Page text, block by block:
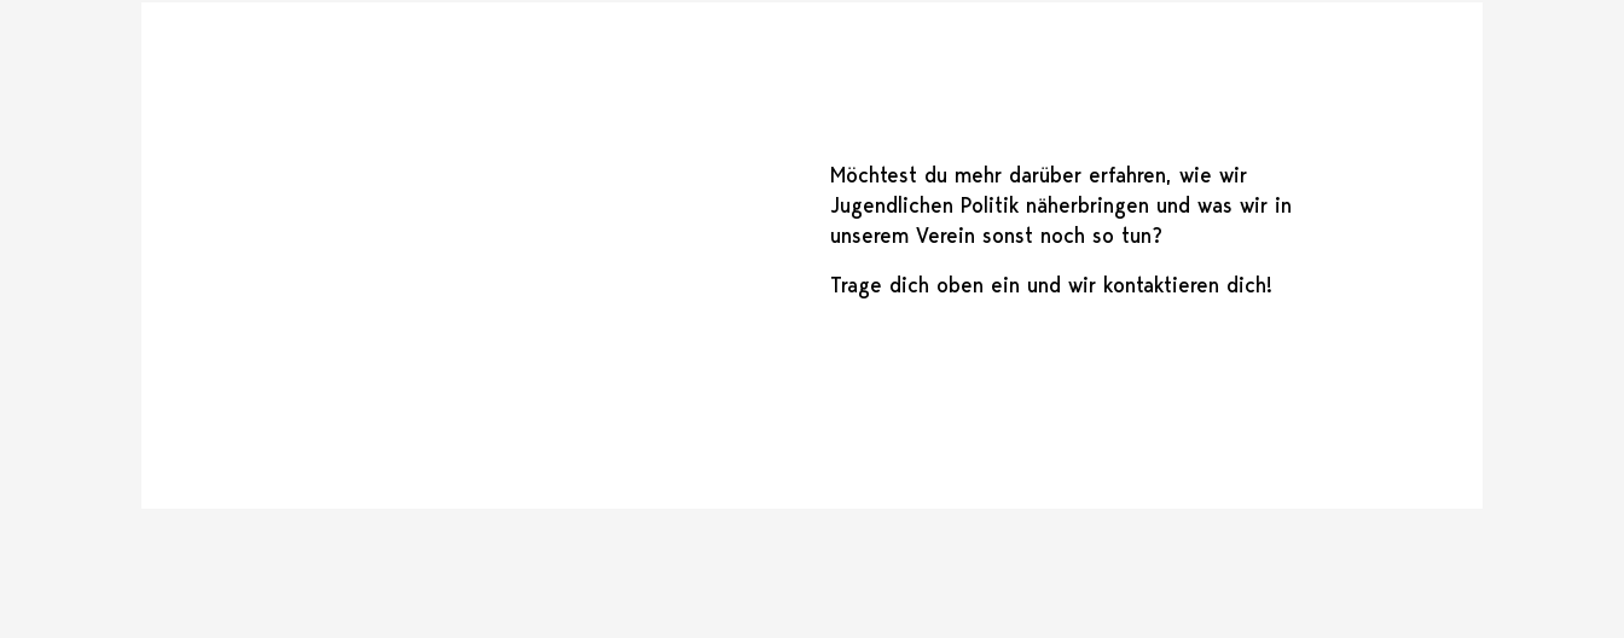
Möchtest du mehr darüber erfahren, wie wir
Jugendlichen Politik näherbringen und was wir in
unserem Verein sonst noch so tun?
Trage dich oben ein und wir kontaktieren dich!